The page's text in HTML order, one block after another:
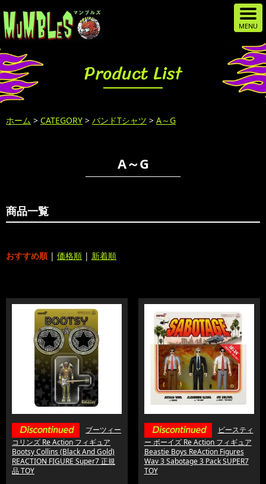
Product List
ホーム > CATEGORY > バンドTシャツ > A～G
A～G
商品一覧
おすすめ順 | 価格順 | 新着順
ブーツィー
コリンズ Re Action フィギュア
Bootsy Collins (Black And Gold)
REACTION FIGURE Super7 正規
品 TOY
ビースティ
ー ボーイズ Re Action フィギュア
Beastie Boys ReAction Figures
Wav 3 Sabotage 3 Pack SUPER7
TOY